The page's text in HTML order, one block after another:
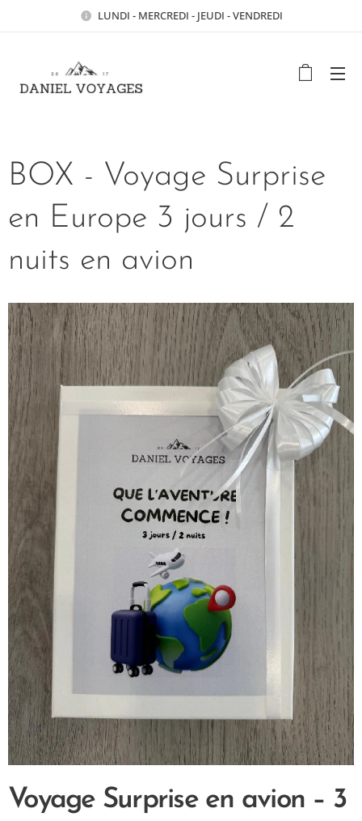
LUNDI - MERCREDI - JEUDI - VENDREDI
BOX - Voyage Surprise
en Europe 3 jours / 2
nuits en avion
Voyage Surprise en avion – 3